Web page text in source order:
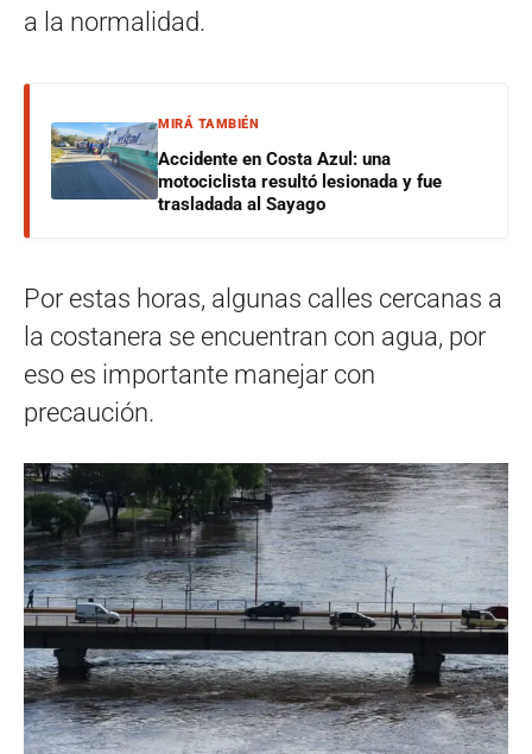
a la normalidad.
MIRÁ TAMBIÉN
Accidente en Costa Azul: una
motociclista resultó lesionada y fue
trasladada al Sayago
Por estas horas, algunas calles cercanas a
la costanera se encuentran con agua, por
eso es importante manejar con
precaución.